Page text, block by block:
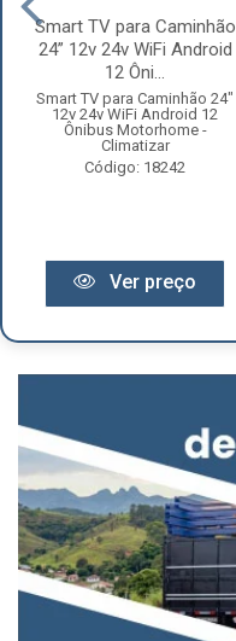
Smart TV para Caminhão
24” 12v 24v WiFi Android
12 Ôni...
Smart TV para Caminhão 24"
12v 24v WiFi Android 12
Ônibus Motorhome -
Climatizar
Código: 18242
Ver preço